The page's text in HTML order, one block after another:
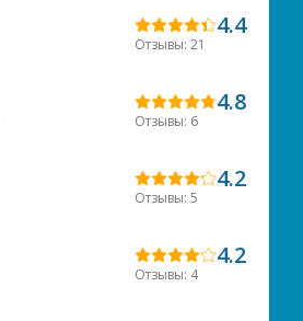
4.4
Отзывы: 21
4.8
Отзывы: 6
4.2
Отзывы: 5
4.2
Отзывы: 4